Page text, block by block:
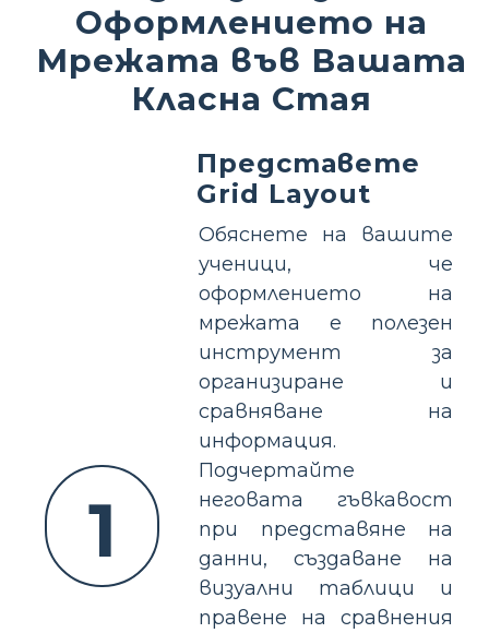
Оформлението на
Мрежата във Вашата
Класна Стая
1
Представете
Grid Layout
Обяснете на вашите
ученици, че
оформлението на
мрежата е полезен
инструмент за
организиране и
сравняване на
информация.
Подчертайте
неговата гъвкавост
при представяне на
данни, създаване на
визуални таблици и
правене на сравнения